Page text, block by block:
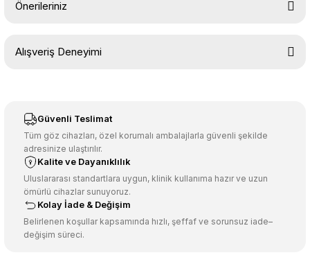
Önerileriniz
konularda yetersiz gördüğünüz noktaları öneri formunu kullanarak
Ürün resmi kalitesiz, bozuk veya görüntülenemiyor.
Ürün açıklamasında eksik bilgiler bulunuyor.
Ürün bilgilerinde hatalar bulunuyor.
Ürün fiyatı diğer sitelerden daha pahalı.
Bu ürüne benzer farklı alternatifler olmalı.
Alışveriş Deneyimi
Güvenli Teslimat
Tüm göz cihazları, özel korumalı ambalajlarla güvenli şekilde
adresinize ulaştırılır.
Kalite ve Dayanıklılık
Uluslararası standartlara uygun, klinik kullanıma hazır ve uzun
ömürlü cihazlar sunuyoruz.
Kolay İade & Değişim
Belirlenen koşullar kapsamında hızlı, şeffaf ve sorunsuz iade–
değişim süreci.